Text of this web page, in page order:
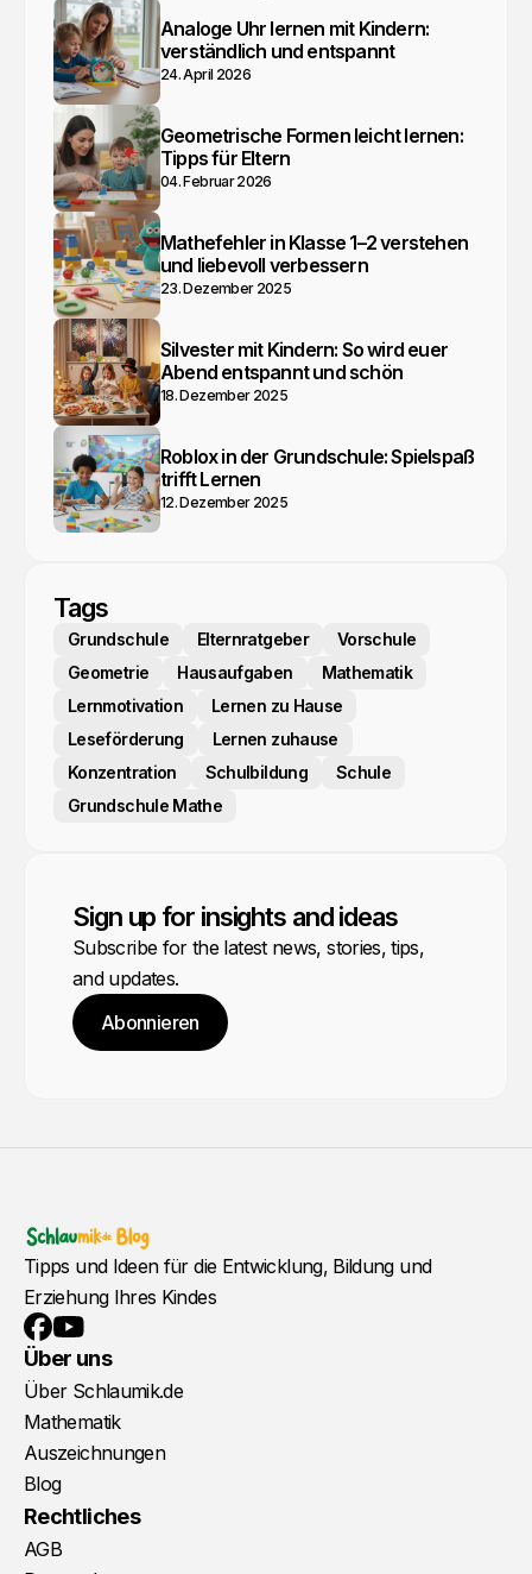
Analoge Uhr lernen mit Kindern:
verständlich und entspannt
24. April 2026
Geometrische Formen leicht lernen:
Tipps für Eltern
04. Februar 2026
Mathefehler in Klasse 1–2 verstehen
und liebevoll verbessern
23. Dezember 2025
Silvester mit Kindern: So wird euer
Abend entspannt und schön
18. Dezember 2025
Roblox in der Grundschule: Spielspaß
trifft Lernen
12. Dezember 2025
Tags
Grundschule Elternratgeber
Vorschule
Geometrie
Hausaufgaben
Mathematik
Lernmotivation
Lernen zu Hause
Leseförderung
Lernen zuhause
Konzentration
Schulbildung
Schule
Grundschule Mathe
Sign up for insights and ideas
Subscribe for the latest news, stories, tips,
and updates.
Abonnieren
Tipps und Ideen für die Entwicklung, Bildung und
Erziehung Ihres Kindes
Facebook
YouTube
Über uns
Über Schlaumik.de
Mathematik
Auszeichnungen
Blog
Rechtliches
AGB